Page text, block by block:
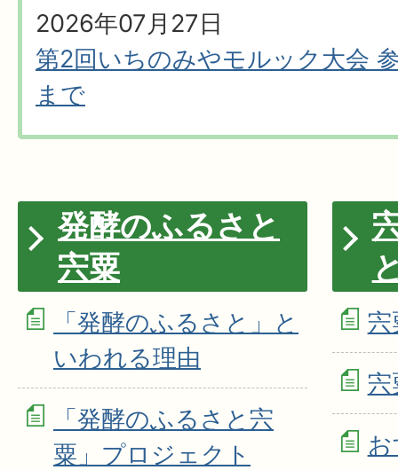
2026年07月27日
第2回いちのみやモルック大会
まで
発酵のふるさと
宍粟
「発酵のふるさと」と
いわれる理由
「発酵のふるさと宍
粟」プロジェクト